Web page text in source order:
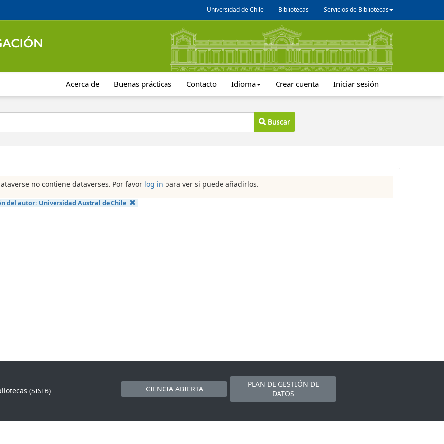
Universidad de Chile Bibliotecas Servicios de Bibliotecas
Acerca de Buenas prácticas Contacto Idioma Crear cuenta Iniciar sesión
Buscar
no contiene dataverses. Por favor log in para ver si puede añadirlos.
del autor: Universidad Austral de Chile
(SISIB)
CIENCIA ABIERTA
PLAN DE GESTIÓN DE
DATOS